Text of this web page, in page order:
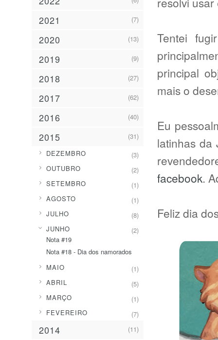
Tentei
principal
mais o
Eu
latinhas da
facebook.
Feliz dia
2021 (7)
2020 (13)
2019 (9)
2018 (27)
2017 (62)
2016 (40)
2015 (31)
► DEZEMBRO (3)
► OUTUBRO (2)
► SETEMBRO (1)
► AGOSTO (1)
► JULHO (8)
JUNHO
(2)
Nota #19
Nota #18 - Dia dos namorados
► MAIO (1)
► ABRIL (5)
► MARÇO (1)
► FEVEREIRO (7)
2014 (11)